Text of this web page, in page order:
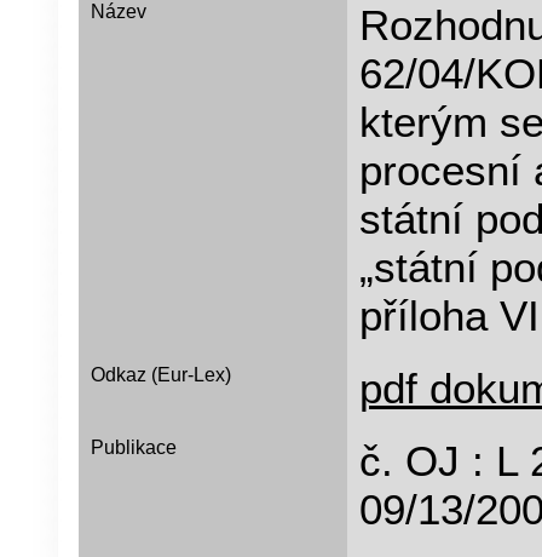
Název
62/04/
kterým
procesní
státní
„státní
příloha
Odkaz (Eur-Lex) pdf
Publikace
č. OJ :
09/13/